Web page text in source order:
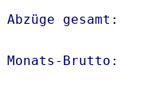
Abzüge gesamt:
Monats-